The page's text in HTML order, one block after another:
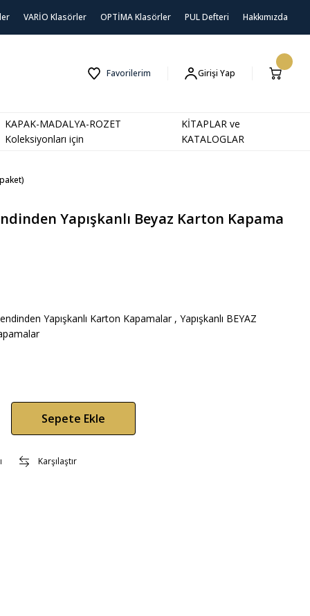
VARİO Klasörler OPTİMA Klasörler PUL Defteri Hakkımızda
Favorilerim Girişi Yap
KAPAK-MADALYA-ROZET
Koleksiyonları için
KİTAPLAR ve
KATALOGLAR
Yapışkanlı Beyaz Karton Kapama
Yapışkanlı Karton Kapamalar , Yapışkanlı BEYAZ
Sepete Ekle
Karşılaştır